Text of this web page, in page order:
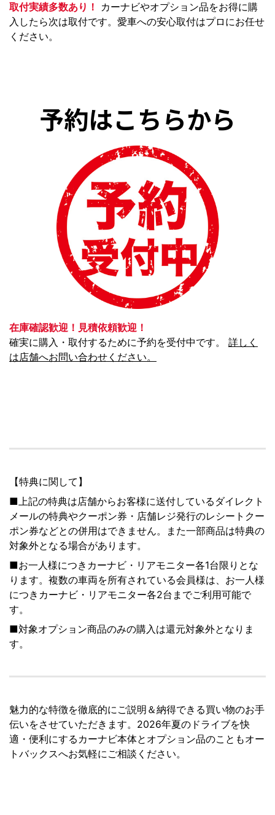
取付実績多数あり！
カーナビやオプション品をお得に購
入したら次は取付です。愛車への安心取付はプロにお任せ
ください。
予約はこちらから
在庫確認歓迎！見積依頼歓迎！
確実に購入・取付するために予約を受付中です。 詳しく
は店舗へお問い合わせください。
【特典に関して】
■上記の特典は店舗からお客様に送付しているダイレクト
メールの特典やクーポン券・店舗レジ発行のレシートクー
ポン券などとの併用はできません。また一部商品は特典の
対象外となる場合があります。
■お一人様につきカーナビ・リアモニター各1台限りとな
ります。複数の車両を所有されている会員様は、お一人様
につきカーナビ・リアモニター各2台までご利用可能で
す。
■対象オプション商品のみの購入は還元対象外となりま
す。
魅力的な特徴を徹底的にご説明＆納得できる買い物のお手
伝いをさせていただきます。2026年夏のドライブを快
適・便利にするカーナビ本体とオプション品のこともオー
トバックスへお気軽にご相談ください。